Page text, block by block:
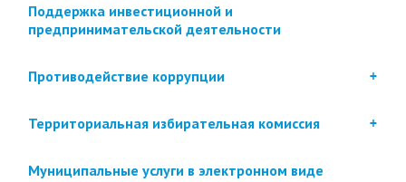
Поддержка инвестиционной и
предпринимательской деятельности
Противодействие коррупции
Территориальная избирательная комиссия
Муниципальные услуги в электронном виде